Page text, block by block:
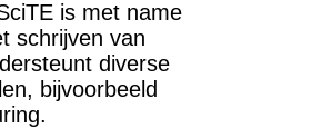
is met name
schrijven van
diverse
bijvoorbeeld